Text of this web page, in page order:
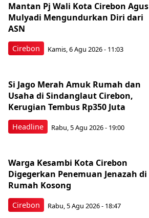
Cirebon
Mantan Pj Wali Kota Cirebon Agus
Mulyadi Mengundurkan Diri dari
ASN
Kamis, 6 Agu 2026 - 11:03
Headline
Si Jago Merah Amuk Rumah dan
Usaha di Sindanglaut Cirebon,
Kerugian Tembus Rp350 Juta
Rabu, 5 Agu 2026 - 19:00
Cirebon
Warga Kesambi Kota Cirebon
Digegerkan Penemuan Jenazah di
Rumah Kosong
Rabu, 5 Agu 2026 - 18:47